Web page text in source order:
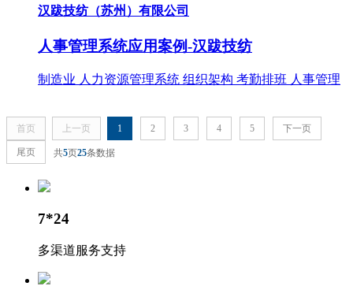
汉跋技纺（苏州）有限公司
人事管理系统应用案例-汉跋技纺
制造业 人力资源管理系统 组织架构 考勤排班 人事管理
首页 上一页 1 2 3 4 5 下一页
尾页 共5页25条数据
7*24
多渠道服务支持